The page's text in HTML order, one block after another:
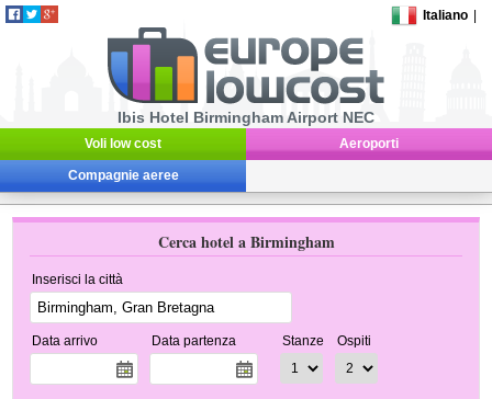
Italiano
Ibis Hotel Birmingham Airport NEC
Voli low cost Aeroporti
Compagnie aeree
Cerca hotel a Birmingham
Inserisci la città
Data arrivo Data partenza Stanze Ospiti